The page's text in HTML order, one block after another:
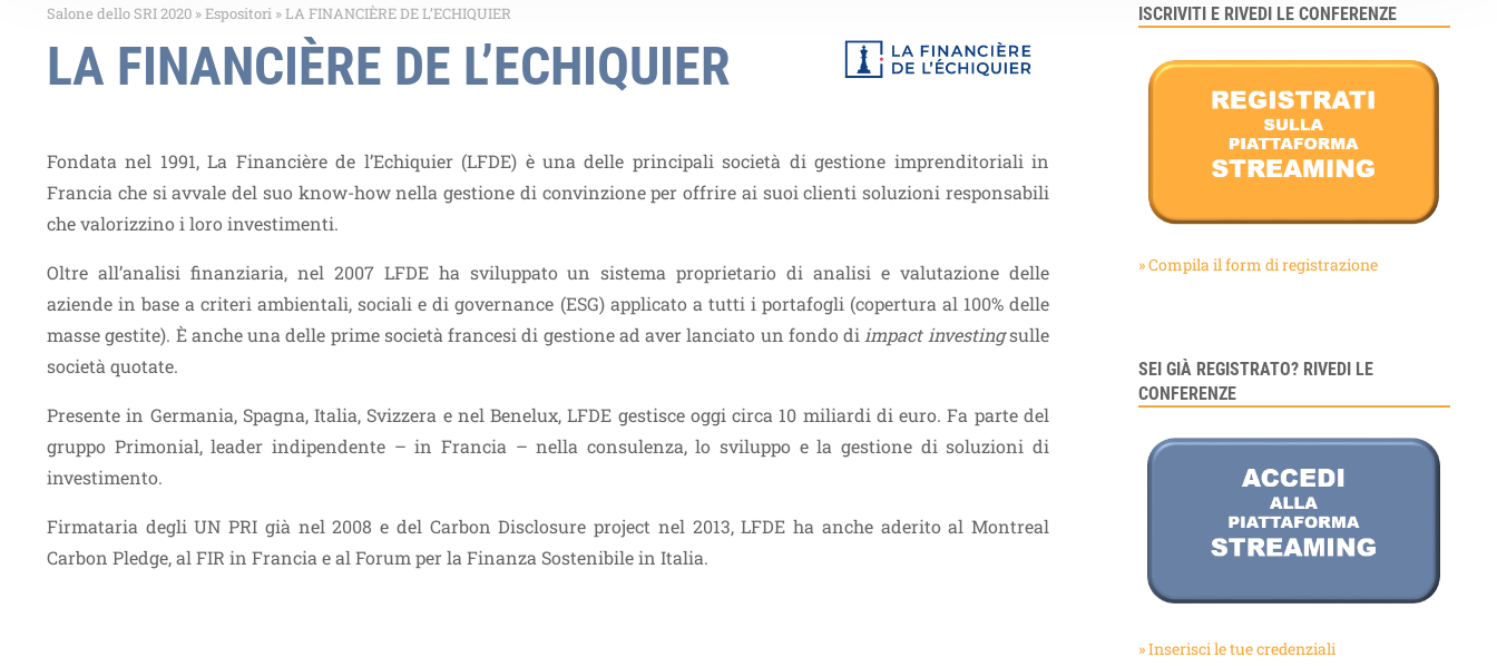
Salone dello SRI 2020 »Espositori »LA FINANCIÈRE DE L’ECHIQUIER
LA FINANCIÈRE DE L’ECHIQUIER
Fondata nel 1991, La Financière de l’Echiquier (LFDE) è una delle principali società di gestione imprenditoriali in
Francia che si avvale del suo know-how nella gestione di convinzione per offrire ai suoi clienti soluzioni responsabili
che valorizzino i loro investimenti.
Oltre all’analisi finanziaria, nel 2007 LFDE ha sviluppato un sistema proprietario di analisi e valutazione delle
aziende in base a criteri ambientali, sociali e di governance (ESG) applicato a tutti i portafogli (copertura al 100% delle
masse gestite). È anche una delle prime società francesi di gestione ad aver lanciato un fondo di impact investingsulle
società quotate.
Presente in Germania, Spagna, Italia, Svizzera e nel Benelux, LFDE gestisce oggi circa 10 miliardi di euro. Fa parte del
gruppo Primonial, leader indipendente – in Francia – nella consulenza, lo sviluppo e la gestione di soluzioni di
investimento.
Firmataria degli UN PRI già nel 2008 e del Carbon Disclosure project nel 2013, LFDE ha anche aderito al Montreal
Carbon Pledge, al FIR in Francia e al Forum per la Finanza Sostenibile in Italia.
ISCRIVITI E RIVEDI LE CONFERENZE
» Compila il form di registrazione
SEI GIÀ REGISTRATO? RIVEDI LE
CONFERENZE
» Inserisci le tue credenziali